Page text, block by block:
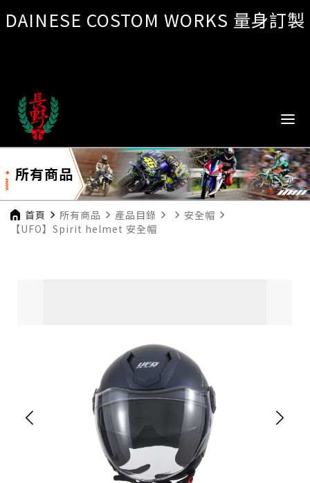
DAINESE COSTOM WORKS 量身訂製
所有商品
首頁 navigate_next 所有商品 navigate_next 產品目錄 navigate_next navigate_next 安全帽 navigate_next
【UFO】Spirit helmet 安全帽